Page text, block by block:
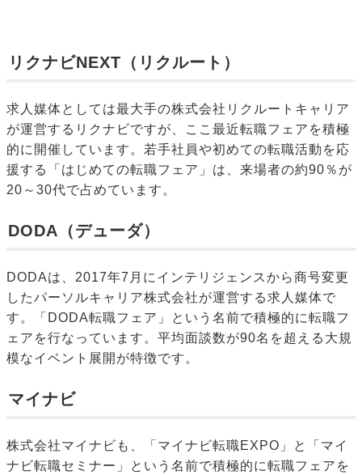
リクナビNEXT（リクルート）
求人媒体としては最大手の株式会社リクルートキャリア
が運営するリクナビですが、ここ最近転職フェアを積極
的に開催しています。若手社員や初めての転職活動を応
援する「はじめての転職フェア」は、来場者の約90％が
20～30代で占めています。
DODA（デューダ）
DODAは、2017年7月にインテリジェンスから商号変更
したパーソルキャリア株式会社が運営する求人媒体で
す。「DODA転職フェア」という名前で積極的に転職フ
ェアを行なっています。平均面談数が90名を超える大規
模なイベント展開が特徴です。
マイナビ
株式会社マイナビも、「マイナビ転職EXPO」と「マイ
ナビ転職セミナー」という名前で積極的に転職フェアを